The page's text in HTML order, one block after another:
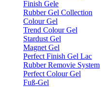
Finish Gele
Rubber Gel Collection
Colour Gel
Trend Colour Gel
Stardust Gel
Magnet Gel
Perfect Finish Gel Lac
Rubber Removie System
Perfect Colour Gel
Fuß-Gel